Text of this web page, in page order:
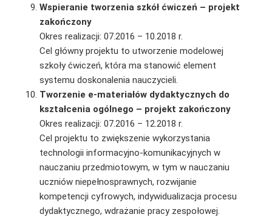
Wspieranie tworzenia szkół ćwiczeń – projekt
zakończony
Okres realizacji: 07.2016 – 10.2018 r.
Cel główny projektu to utworzenie modelowej
szkoły ćwiczeń, która ma stanowić element
systemu doskonalenia nauczycieli.
Tworzenie e-materiałów dydaktycznych do
kształcenia ogólnego – projekt zakończony
Okres realizacji: 07.2016 – 12.2018 r.
Cel projektu to zwiększenie wykorzystania
technologii informacyjno-komunikacyjnych w
nauczaniu przedmiotowym, w tym w nauczaniu
uczniów niepełnosprawnych, rozwijanie
kompetencji cyfrowych, indywidualizacja procesu
dydaktycznego, wdrażanie pracy zespołowej.